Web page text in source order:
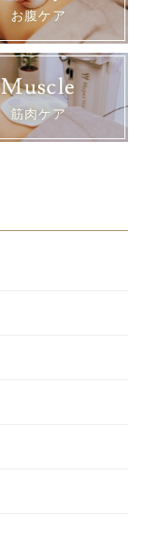
お腹ケア
Muscle
筋肉ケア